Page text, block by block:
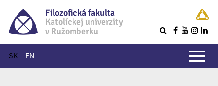
Filozofická fakulta
Katolíckej univerzity
v Ružomberku
SK EN
Hlavné menu